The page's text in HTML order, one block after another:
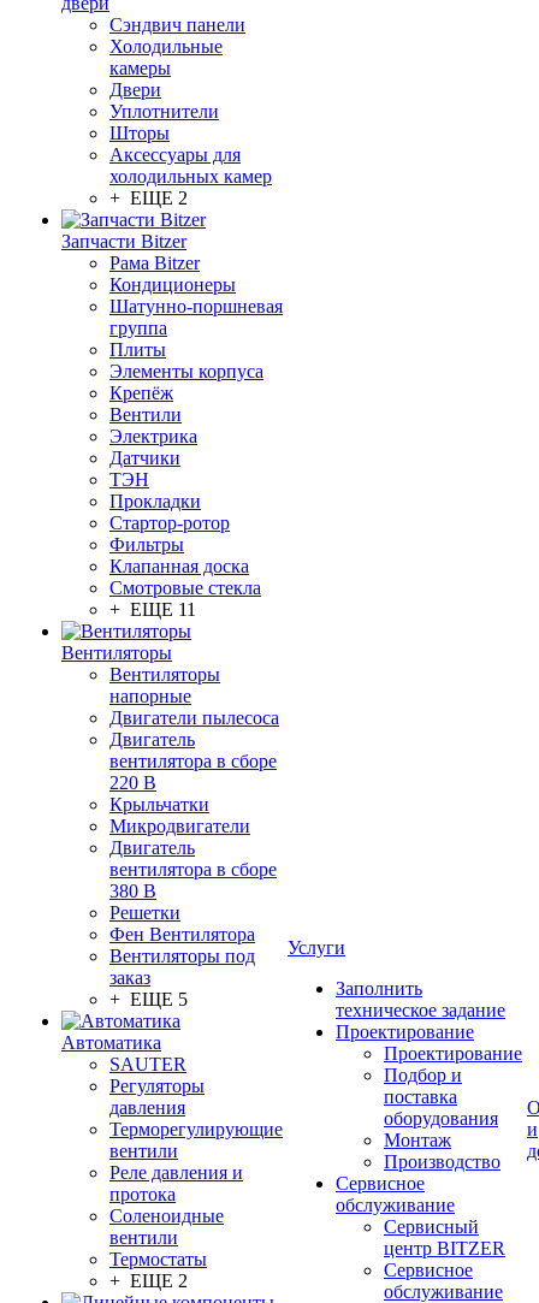
Сэндвич панели
Холодильные
камеры
Двери
Уплотнители
Шторы
Аксессуары для
холодильных камер
+ ЕЩЕ 2
Запчасти Bitzer
Рама Bitzer
Кондиционеры
Шатунно-поршневая
группа
Плиты
Элементы корпуса
Крепёж
Вентили
Электрика
Датчики
ТЭН
Прокладки
Стартор-ротор
Фильтры
Клапанная доска
Смотровые стекла
+ ЕЩЕ 11
Вентиляторы
Вентиляторы
напорные
Двигатели пылесоса
Двигатель
вентилятора в сборе
220 В
Крыльчатки
Микродвигатели
Двигатель
вентилятора в сборе
380 В
Решетки
Фен Вентилятора
Вентиляторы под
заказ
+ ЕЩЕ 5
Автоматика
SAUTER
Регуляторы
давления
Терморегулирующие
вентили
Реле давления и
протока
Соленоидные
вентили
Термостаты
+ ЕЩЕ 2
Услуги
Заполнить
техническое задание
Проектирование
Проектирование
Подбор и
поставка
оборудования
Монтаж
Производство
Сервисное
обслуживание
Сервисный
центр BITZER
Сервисное
обслуживание
и